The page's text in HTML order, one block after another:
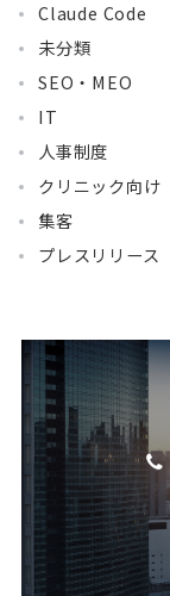
Claude Code
未分類
SEO・MEO
IT
人事制度
クリニック向け
集客
プレスリリース